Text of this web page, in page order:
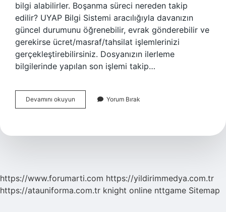
bilgi alabilirler. Boşanma süreci nereden takip
edilir? UYAP Bilgi Sistemi aracılığıyla davanızın
güncel durumunu öğrenebilir, evrak gönderebilir ve
gerekirse ücret/masraf/tahsilat işlemlerinizi
gerçekleştirebilirsiniz. Dosyanızın ilerleme
bilgilerinde yapılan son işlemi takip…
Devamını okuyun
Devlet
Bakılır
Yorum Bırak
https://www.forumarti.com https://yildirimmedya.com.tr
https://atauniforma.com.tr knight online nttgame Sitemap